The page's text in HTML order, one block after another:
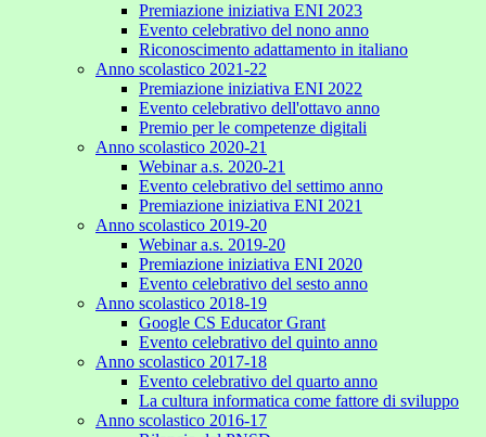
Premiazione iniziativa ENI 2023
Evento celebrativo del nono anno
Riconoscimento adattamento in italiano
Anno scolastico 2021-22
Premiazione iniziativa ENI 2022
Evento celebrativo dell'ottavo anno
Premio per le competenze digitali
Anno scolastico 2020-21
Webinar a.s. 2020-21
Evento celebrativo del settimo anno
Premiazione iniziativa ENI 2021
Anno scolastico 2019-20
Webinar a.s. 2019-20
Premiazione iniziativa ENI 2020
Evento celebrativo del sesto anno
Anno scolastico 2018-19
Google CS Educator Grant
Evento celebrativo del quinto anno
Anno scolastico 2017-18
Evento celebrativo del quarto anno
La cultura informatica come fattore di sviluppo
Anno scolastico 2016-17